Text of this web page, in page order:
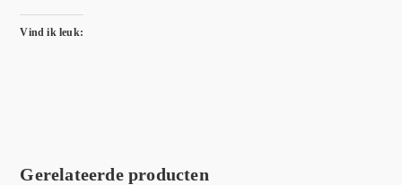
Vind ik leuk:
Gerelateerde producten